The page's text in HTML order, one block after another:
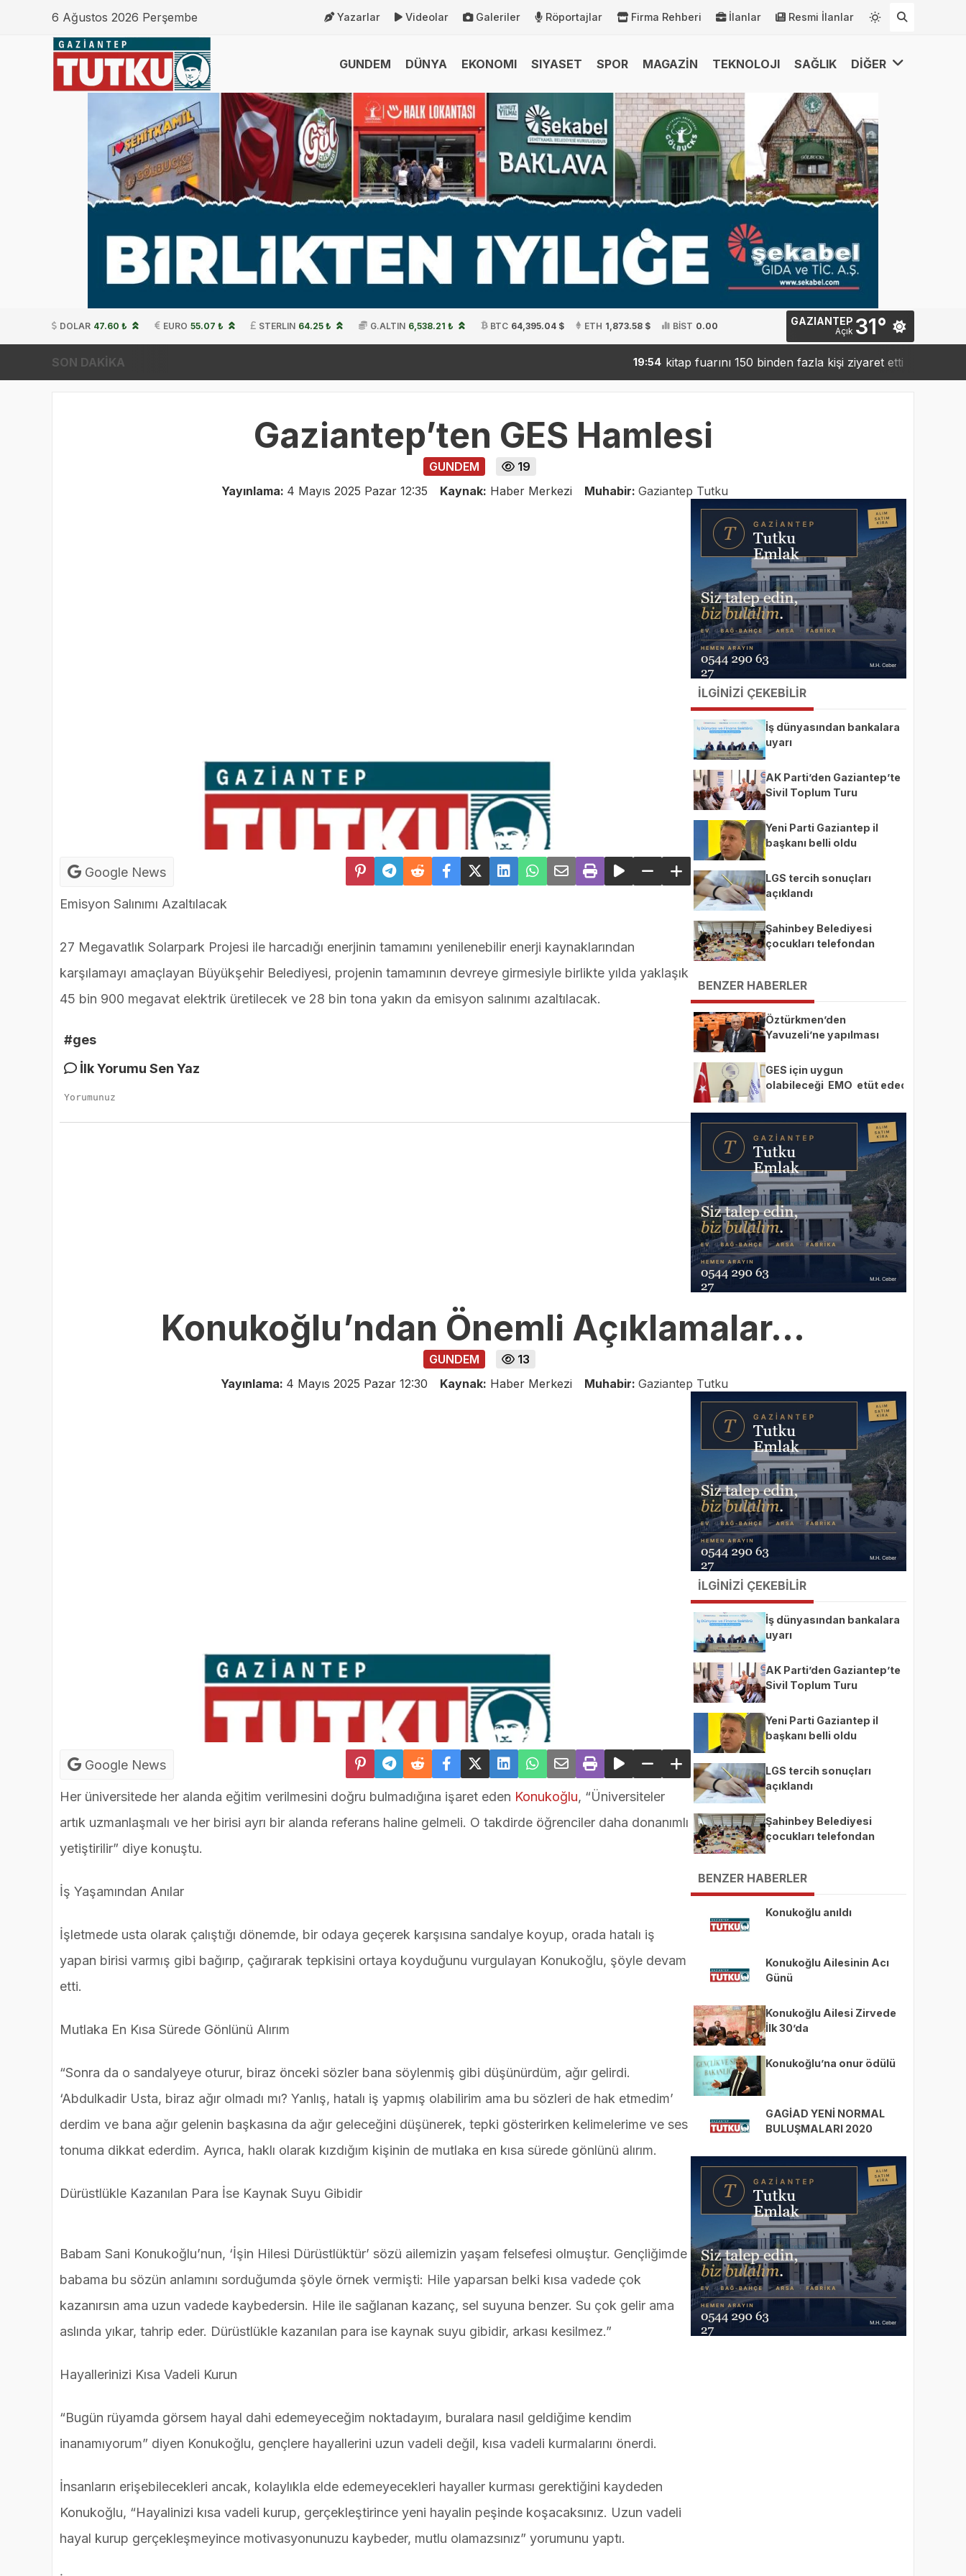
6 Ağustos 2026 Perşembe Yazarlar Videolar Galeriler Röportajlar Firma Rehberi İlanlar Resmi İlanlar
GUNDEM DÜNYA EKONOMI SIYASET SPOR MAGAZİN TEKNOLOJI SAĞLIK DİĞER
DOLAR 47.60 ₺ EURO 55.07 ₺ STERLIN 64.25 ₺ G.ALTIN 6,538.21 ₺ BTC 64,395.04 $ ETH 1,873.58 $ BİST 0.00 GAZIANTEP
Açık 31°
SON DAKİKA kitap fuarını 150 binden fazla kişi ziyaret etti 19:42
Gaziantep’ten GES Hamlesi
GUNDEM
19
Yayınlama: 4 Mayıs 2025 Pazar 12:35 Kaynak: Haber Merkezi Muhabir: Gaziantep Tutku
Google News
Emisyon Salınımı Azaltılacak
27 Megavatlık Solarpark Projesi ile harcadığı enerjinin tamamını yenilenebilir enerji kaynaklarından
karşılamayı amaçlayan Büyükşehir Belediyesi, projenin tamamının devreye girmesiyle birlikte yılda yaklaşık
45 bin 900 megavat elektrik üretilecek ve 28 bin tona yakın da emisyon salınımı azaltılacak.
#ges
İlk Yorumu Sen Yaz
İLGİNİZİ ÇEKEBİLİR
İş dünyasından bankalara
uyarı
AK Parti’den Gaziantep’te
Sivil Toplum Turu
Yeni Parti Gaziantep il
başkanı belli oldu
LGS tercih sonuçları
açıklandı
Şahinbey Belediyesi
çocukları telefondan
BENZER HABERLER
Öztürkmen’den
Yavuzeli’ne yapılması
tepki
GES için uygun
olabileceği EMO etüt edecek
Konukoğlu’ndan Önemli Açıklamalar…
GUNDEM
13
Yayınlama: 4 Mayıs 2025 Pazar 12:30 Kaynak: Haber Merkezi Muhabir: Gaziantep Tutku
Google News
Her üniversitede her alanda eğitim verilmesini doğru bulmadığına işaret eden Konukoğlu, “Üniversiteler
artık uzmanlaşmalı ve her birisi ayrı bir alanda referans haline gelmeli. O takdirde öğrenciler daha donanımlı
yetiştirilir” diye konuştu.
İş Yaşamından Anılar
İşletmede usta olarak çalıştığı dönemde, bir odaya geçerek karşısına sandalye koyup, orada hatalı iş
yapan birisi varmış gibi bağırıp, çağırarak tepkisini ortaya koyduğunu vurgulayan Konukoğlu, şöyle devam
etti.
Mutlaka En Kısa Sürede Gönlünü Alırım
“Sonra da o sandalyeye oturur, biraz önceki sözler bana söylenmiş gibi düşünürdüm, ağır gelirdi.
‘Abdulkadir Usta, biraz ağır olmadı mı? Yanlış, hatalı iş yapmış olabilirim ama bu sözleri de hak etmedim’
derdim ve bana ağır gelenin başkasına da ağır geleceğini düşünerek, tepki gösterirken kelimelerime ve ses
tonuma dikkat ederdim. Ayrıca, haklı olarak kızdığım kişinin de mutlaka en kısa sürede gönlünü alırım.
Dürüstlükle Kazanılan Para İse Kaynak Suyu Gibidir
Babam Sani Konukoğlu’nun, ‘İşin Hilesi Dürüstlüktür’ sözü ailemizin yaşam felsefesi olmuştur. Gençliğimde
babama bu sözün anlamını sorduğumda şöyle örnek vermişti: Hile yaparsan belki kısa vadede çok
kazanırsın ama uzun vadede kaybedersin. Hile ile sağlanan kazanç, sel suyuna benzer. Su çok gelir ama
aslında yıkar, tahrip eder. Dürüstlükle kazanılan para ise kaynak suyu gibidir, arkası kesilmez.”
Hayallerinizi Kısa Vadeli Kurun
“Bugün rüyamda görsem hayal dahi edemeyeceğim noktadayım, buralara nasıl geldiğime kendim
inanamıyorum” diyen Konukoğlu, gençlere hayallerini uzun vadeli değil, kısa vadeli kurmalarını önerdi.
İnsanların erişebilecekleri ancak, kolaylıkla elde edemeyecekleri hayaller kurması gerektiğini kaydeden
Konukoğlu, “Hayalinizi kısa vadeli kurup, gerçekleştirince yeni hayalin peşinde koşacaksınız. Uzun vadeli
hayal kurup gerçekleşmeyince motivasyonunuzu kaybeder, mutlu olamazsınız” yorumunu yaptı.
İLGİNİZİ ÇEKEBİLİR
İş dünyasından bankalara
uyarı
AK Parti’den Gaziantep’te
Sivil Toplum Turu
Yeni Parti Gaziantep il
başkanı belli oldu
LGS tercih sonuçları
açıklandı
Şahinbey Belediyesi
çocukları telefondan
BENZER HABERLER
Konukoğlu anıldı
Konukoğlu Ailesinin Acı
Günü
Konukoğlu Ailesi Zirvede
İlk 30’da
Konukoğlu’na onur ödülü
GAGİAD YENİ NORMAL
BULUŞMALARI 2020